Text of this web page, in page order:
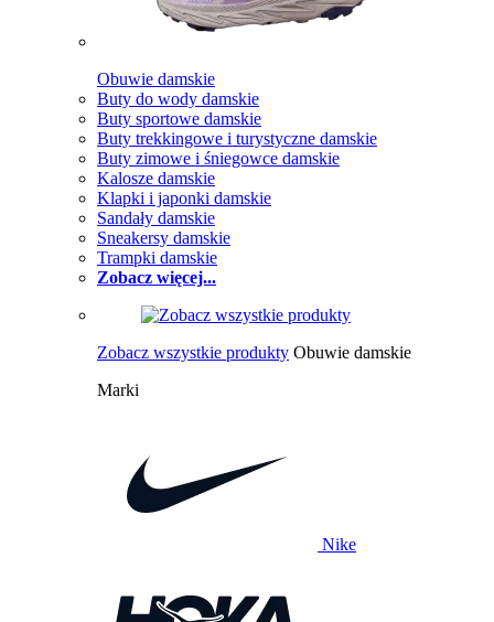
Obuwie damskie
Buty do wody damskie
Buty sportowe damskie
Buty trekkingowe i turystyczne damskie
Buty zimowe i śniegowce damskie
Kalosze damskie
Klapki i japonki damskie
Sandały damskie
Sneakersy damskie
Trampki damskie
Zobacz więcej...
Zobacz wszystkie produkty Obuwie damskie
Marki
Nike